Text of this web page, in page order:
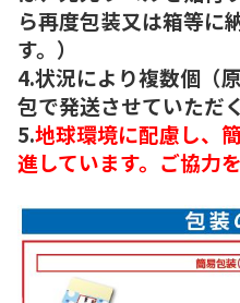
ら再度包装又は箱等に
す。）
4.状況により複数個（
包で発送させていただ
5.地球環境に配慮し、
進しています。ご協力